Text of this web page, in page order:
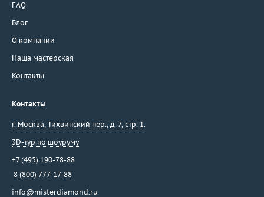
FAQ
Блог
О компании
Наша мастерская
Контакты
Контакты
г. Москва, Тихвинский пер., д. 7, стр. 1.
3D-тур по шоуруму
+7 (495) 190-78-88
8 (800) 777-17-88
info@misterdiamond.ru